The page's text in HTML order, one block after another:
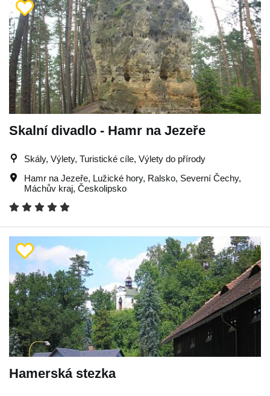
Skalní divadlo - Hamr na Jezeře
Skály, Výlety, Turistické cíle, Výlety do přírody
Hamr na Jezeře, Lužické hory, Ralsko, Severní Čechy,
Máchův kraj, Českolipsko
Hamerská stezka